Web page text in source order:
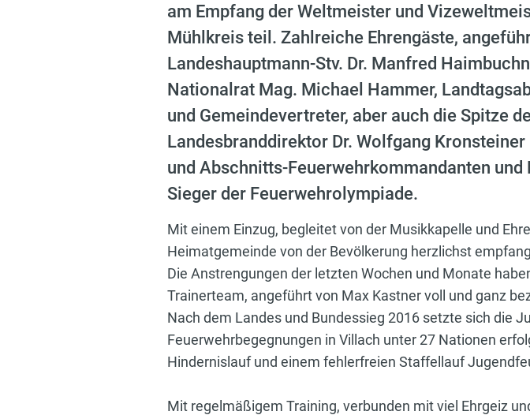
am Empfang der Weltmeister und
Mühlkreis teil. Zahlreiche Ehrengäste,
Landeshauptmann-Stv. Dr. Manfred
Nationalrat Mag. Michael Hammer,
und Gemeindevertreter, aber auch die Spitze
Landesbranddirektor Dr. Wolfgang
und Abschnitts-Feuerwehrkommandanten
Sieger der Feuerwehrolympiade.
Mit einem Einzug, begleitet von der Musikkapelle und
Heimatgemeinde von der Bevölkerung herzlichst
Die Anstrengungen der letzten Wochen und Monate
Trainerteam, angeführt von Max Kastner voll und ganz
Nach dem Landes und Bundessieg 2016 setzte sich die
Feuerwehrbegegnungen in Villach unter 27 Nationen
Hindernislauf und einem fehlerfreien Staffellauf
Mit regelmäßigem Training, verbunden mit viel Ehrgeiz